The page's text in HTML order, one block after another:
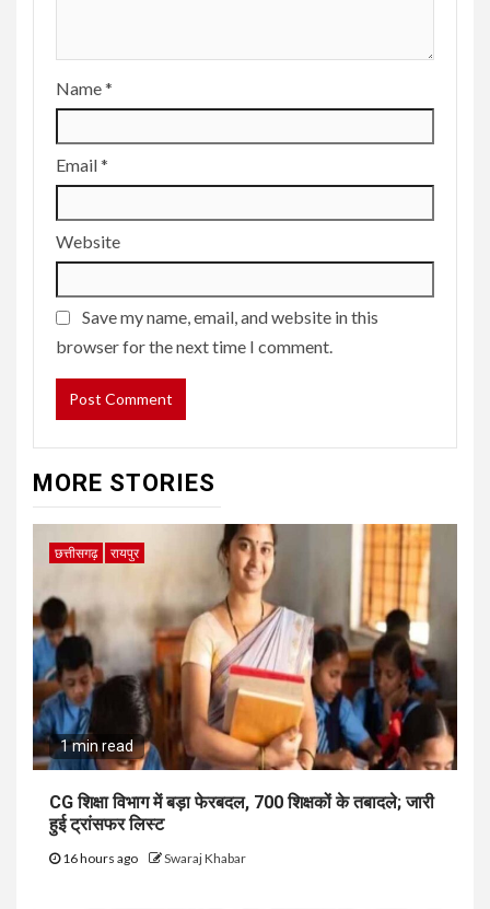
Name*
Email*
Website
Save my name, email, and website in this
browser for the next time I comment.
MORE STORIES
छत्तीसगढ़ रायपुर
1 min read
CG शिक्षा विभाग में बड़ा फेरबदल, 700 शिक्षकों के तबादले; जारी
हुई ट्रांसफर लिस्ट
16 hours ago Swaraj Khabar